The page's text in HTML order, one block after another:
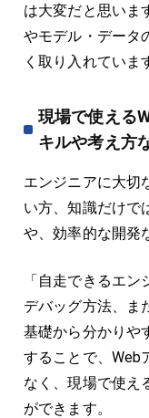
は大変だと思いま
やモデル・データ
く取り入れていま
現場で使える
キルや考え方
エンジニアに大切
い方、知識だけで
や、効率的な開発
「自走できるエ
デバッグ方法、ま
基礎から分かりや
することで、Web
なく、現場で使え
ができます。